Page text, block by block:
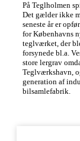
På Teglholmen
Det gælder ikke
seneste år er
for Københavns
teglværket, der
forsynede bl.a.
store lergrav
Teglværkshavn,
generation af
bilsamlefabrik.